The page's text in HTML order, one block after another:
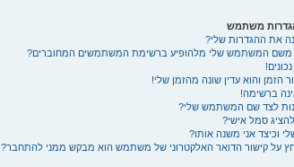
משתמש
את ההגדרות שלי?
משם המשתמש שלי מלהופיע ברשימת המשתמשים המחוברים?
הזמן והוא עדין שונה מהזמן שלי!
ברשימה!
לצד שם המשתמש שלי?
להציג סמל אישי?
וכיצד אני משנה אותו?
על קישור הדואר האלקטרוני של משתמש הוא מבקש ממני להתחבר?